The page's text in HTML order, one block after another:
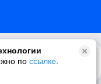
по ссылке